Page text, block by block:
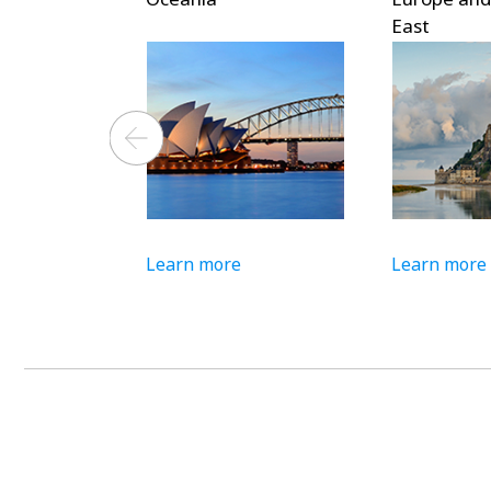
Learn more
East
Learn more